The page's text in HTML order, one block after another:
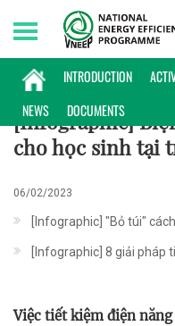
INTRODUCTION
NEWS
DOCUMENTS
Friday, 07/08/2026 | 01:12 GMT+7
[Infographic]
cho học sinh tại
06/02/2023
[Infographic] "Bỏ túi"
[Infographic] 8 giải pháp
Việc tiết kiệm điện